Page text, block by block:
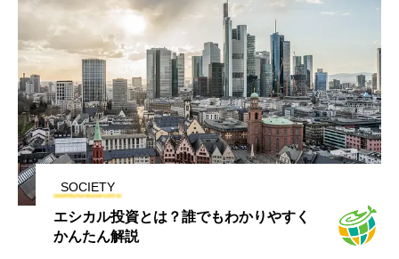
SOCIETY
エシカル投資とは？誰でもわかりやすく
かんたん解説